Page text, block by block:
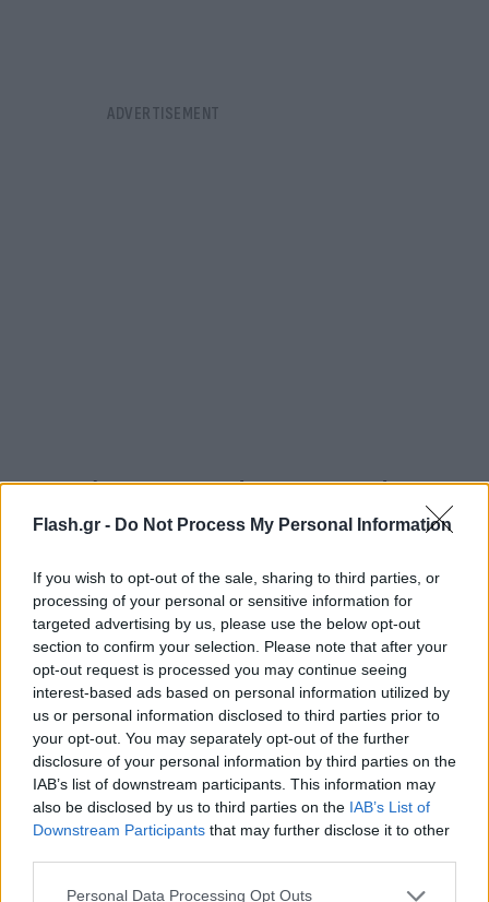
Flash.gr - Do Not Process My Personal Information
If you wish to opt-out of the sale, sharing to third parties, or
processing of your personal or sensitive information for
targeted advertising by us, please use the below opt-out
section to confirm your selection. Please note that after your
opt-out request is processed you may continue seeing
interest-based ads based on personal information utilized by
us or personal information disclosed to third parties prior to
your opt-out. You may separately opt-out of the further
disclosure of your personal information by third parties on the
IAB’s list of downstream participants. This information may
also be disclosed by us to third parties on the IAB’s List of
Downstream Participants that may further disclose it to other
Please note that this website/app uses one or more Google
Personal Data Processing Opt Outs
Τι προβλέπει ο αυστηρός ταξιδιωτικός
περιορισμός
Σύμφωνα με την Dailyexpressο κανόνας έχει
σχεδιαστεί για να προστατεύει τη μοναρχία σε
περιπτώσεις ατυχημάτων και να διατηρεί ασφαλή
τη γραμμή διαδοχής. Ο πρίγκιπας Ουίλιαμ είναι ο
επόμενος στη σειρά για τον θρόνο αν συμβεί κάτι
στον βασιλιά Κάρολο. Ο Τζορτζ είναι τρίτος στη
σειρά και η Σάρλοτ είναι τέταρτη, οπότε ένα
ατύχημα σε αεροσκάφος ή αλλο μέσο μεταφοράς,
θα μπορούσε να απειλήσει την άμεση γραμμή
διαδοχής σε περίπτωση που ταξιδεύουν όλοι μαζί -
γι' αυτό ο κανόνας τους απαγορεύει να βρεθούν